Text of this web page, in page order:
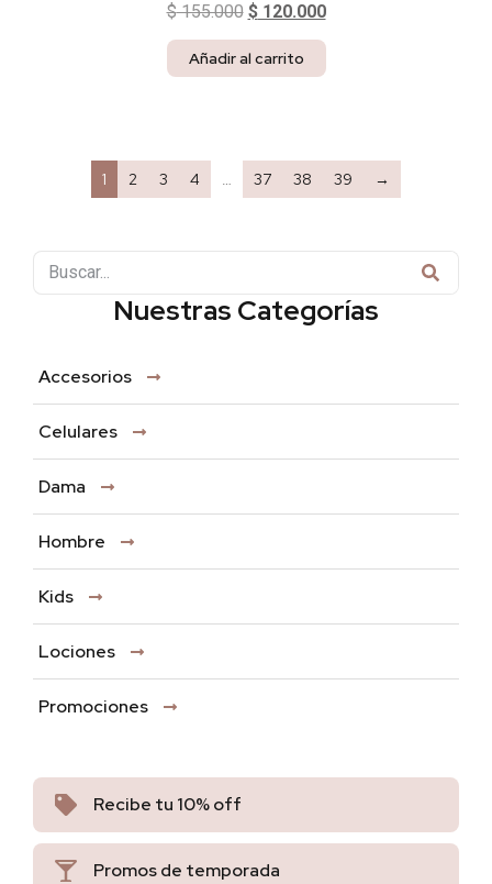
$155.000 $120.000
Añadir al carrito
1 2 3 4 … 37 38 39 →
Nuestras Categorías
Accesorios
Celulares
Dama
Hombre
Kids
Lociones
Promociones
Recibe tu 10% off
Promos de temporada